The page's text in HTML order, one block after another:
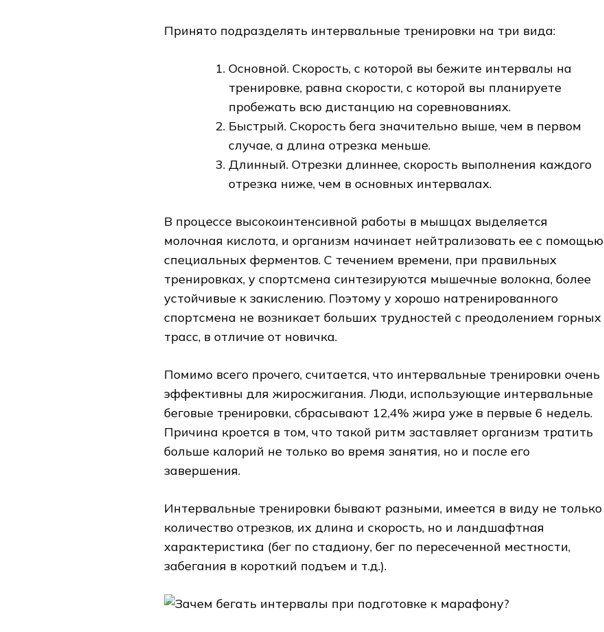
Принято подразделять интервальные тренировки на три вида:
Основной. Скорость, с которой вы бежите интервалы на
тренировке, равна скорости, с которой вы планируете
пробежать всю дистанцию на соревнованиях.
Быстрый. Скорость бега значительно выше, чем в первом
случае, а длина отрезка меньше.
Длинный. Отрезки длиннее, скорость выполнения каждого
отрезка ниже, чем в основных интервалах.
В процессе высокоинтенсивной работы в мышцах выделяется
молочная кислота, и организм начинает нейтрализовать ее с помощью
специальных ферментов. С течением времени, при правильных
тренировках, у спортсмена синтезируются мышечные волокна, более
устойчивые к закислению. Поэтому у хорошо натренированного
спортсмена не возникает больших трудностей с преодолением горных
трасс, в отличие от новичка.
Помимо всего прочего, считается, что интервальные тренировки очень
эффективны для жиросжигания. Люди, использующие интервальные
беговые тренировки, сбрасывают 12,4% жира уже в первые 6 недель.
Причина кроется в том, что такой ритм заставляет организм тратить
больше калорий не только во время занятия, но и после его
завершения.
Интервальные тренировки бывают разными, имеется в виду не только
количество отрезков, их длина и скорость, но и ландшафтная
характеристика (бег по стадиону, бег по пересеченной местности,
забегания в короткий подъем и т.д.).